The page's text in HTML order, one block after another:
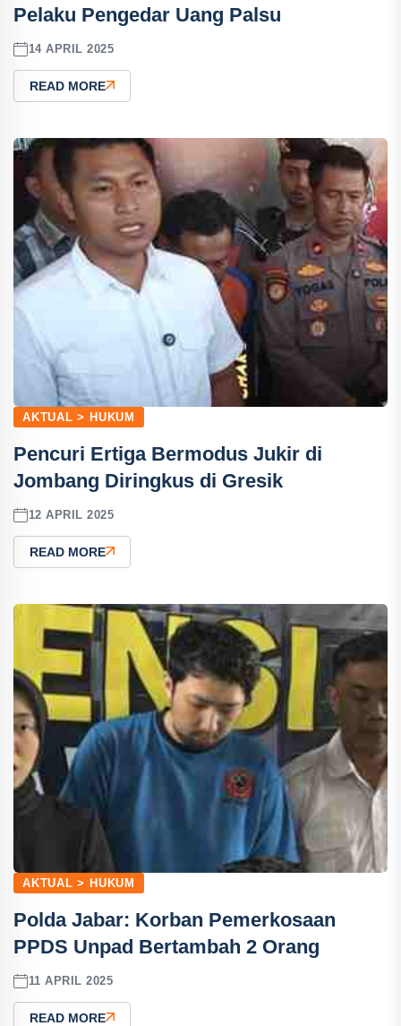
Pelaku Pengedar Uang Palsu
14 APRIL 2025
READ MORE
AKTUAL > HUKUM
Pencuri Ertiga Bermodus Jukir di
Jombang Diringkus di Gresik
12 APRIL 2025
READ MORE
AKTUAL > HUKUM
Polda Jabar: Korban Pemerkosaan
PPDS Unpad Bertambah 2 Orang
11 APRIL 2025
READ MORE